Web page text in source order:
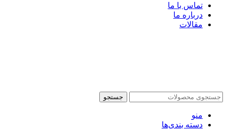
تماس با ما
درباره ما
مقالات
جستجو
منو
دسته بندی‌ها